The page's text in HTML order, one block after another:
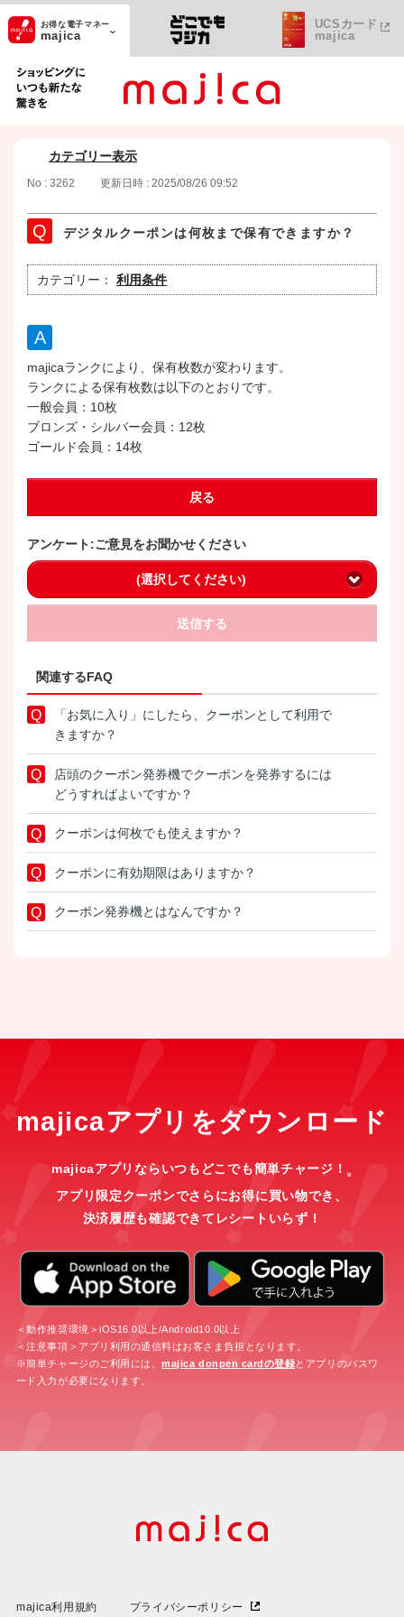
ショッピングにいつも新たな驚きを
お得な電子マネー
majica
UCSカード
majica
カテゴリー表示
No : 3262 更新日時 : 2025/08/26 09:52
デジタルクーポンは何枚まで保有できますか？
カテゴリー： 利用条件
majicaランクにより、保有枚数が変わります。
ランクによる保有枚数は以下のとおりです。
一般会員：10枚
ブロンズ・シルバー会員：12枚
ゴールド会員：14枚
戻る
アンケート:ご意見をお聞かせください
(選択してください)
送信する
関連するFAQ
「お気に入り」にしたら、クーポンとして利用で
きますか？
店頭のクーポン発券機でクーポンを発券するには
どうすればよいですか？
クーポンは何枚でも使えますか？
クーポンに有効期限はありますか？
クーポン発券機とはなんですか？
majicaアプリをダウンロード
majicaアプリならいつもどこでも簡単チャージ！ ※
アプリ限定クーポンでさらにお得に買い物でき、
決済履歴も確認できてレシートいらず！
＜動作推奨環境＞iOS16.0以上/Android10.0以上
＜注意事項＞アプリ利用の通信料はお客さま負担となります。
※簡単チャージのご利用には、majica donpen cardの登録とアプリのパスワ
ード入力が必要になります。
majica利用規約 プライバシーポリシー